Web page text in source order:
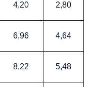
4,20 2,80
6,96 4,64
8,22 5,48